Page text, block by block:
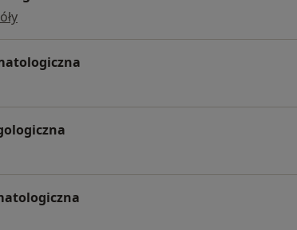
badania histopatologiczne
reumatologiczna
alergologiczna
dermatologiczna